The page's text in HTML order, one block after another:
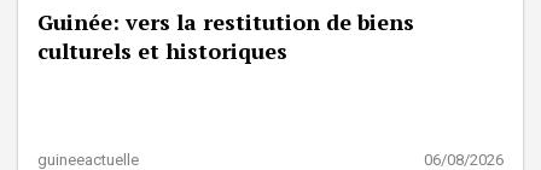
Guinée: vers la restitution de biens
culturels et historiques
guineeactuelle 06/08/2026